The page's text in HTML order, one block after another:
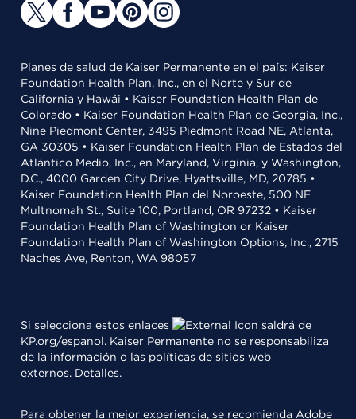
Planes de salud de Kaiser Permanente en el país: Kaiser
Foundation Health Plan, Inc., en el Norte y Sur de
California y Hawái • Kaiser Foundation Health Plan de
Colorado • Kaiser Foundation Health Plan de Georgia, Inc.,
Nine Piedmont Center, 3495 Piedmont Road NE, Atlanta,
GA 30305 • Kaiser Foundation Health Plan de Estados del
Atlántico Medio, Inc., en Maryland, Virginia, y Washington,
D.C., 4000 Garden City Drive, Hyattsville, MD, 20785 •
Kaiser Foundation Health Plan del Noroeste, 500 NE
Multnomah St., Suite 100, Portland, OR 97232 • Kaiser
Foundation Health Plan of Washington or Kaiser
Foundation Health Plan of Washington Options, Inc., 2715
Naches Ave, Renton, WA 98057
Si selecciona estos enlaces
saldrá de
KP.org/espanol. Kaiser Permanente no se responsabiliza
de la información o las políticas de sitios web
externos. Detalles.
Para obtener la mejor experiencia, se recomienda Adobe